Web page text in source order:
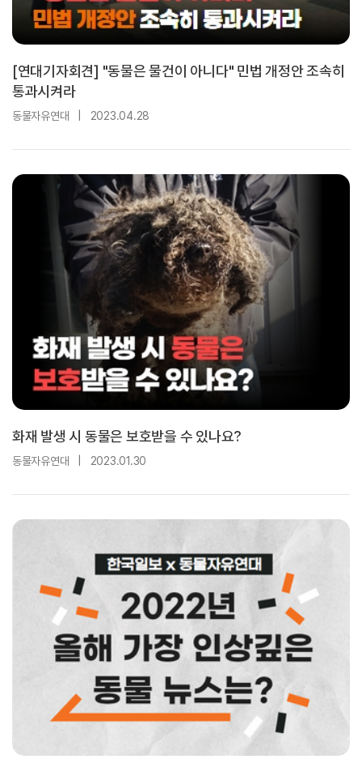
[연대기자회견] "동물은 물건이 아니다" 민법 개정안 조속히
통과시켜라
동물자유연대 2023.04.28
화재 발생 시 동물은 보호받을 수 있나요?
동물자유연대 2023.01.30